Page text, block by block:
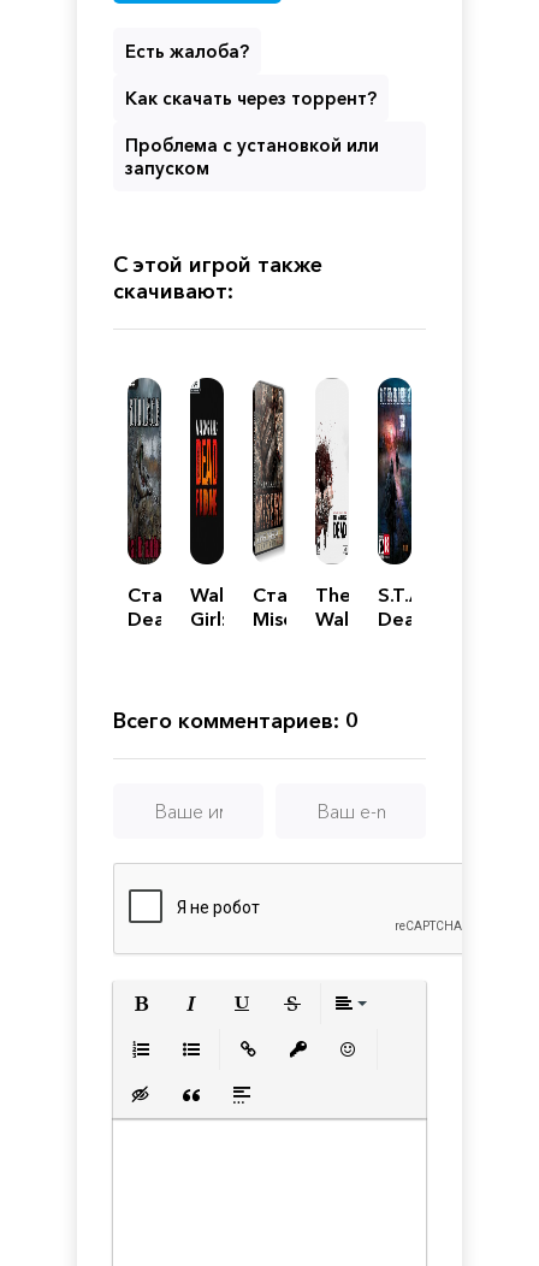
Есть жалоба?
Как скачать через торрент?
Проблема с установкой или
запуском
С этой игрой также
скачивают:
Сталкер
Dead
Walking
Girl:
Сталкер
Misery
The
Walking
Definitive
S.T.A.L.K.E.R.:
Dead
Всего комментариев: 0
Вставка скрытого текста
Вставка цитаты
Вставка спойлера